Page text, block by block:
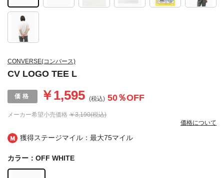
獲得ステージマイル：最大75マイル
CONVERSE(コンバース)
CV LOGO TEE L
メーカー希望小売価格 ￥3,190(税込)
￥1,595 (税込) 50％OFF
価格について
カラー：OFF WHITE